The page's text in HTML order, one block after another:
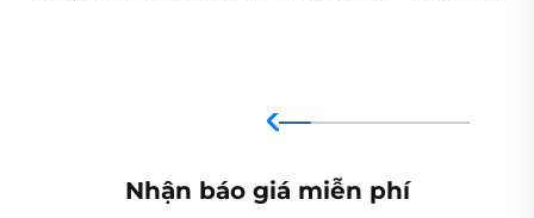
Nhận báo giá miễn phí